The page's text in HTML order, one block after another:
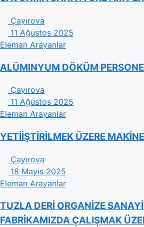
Çayırova
11 Ağustos 2025
Eleman Arayanlar
ALÜMINYUM DÖKÜM
Çayırova
11 Ağustos 2025
Eleman Arayanlar
YETİİŞTİRİLMEK ÜZERE
Çayırova
18 Mayıs 2025
Eleman Arayanlar
TUZLA DERİ ORGANİZE
FABRİKAMIZDA ÇALIŞMAK